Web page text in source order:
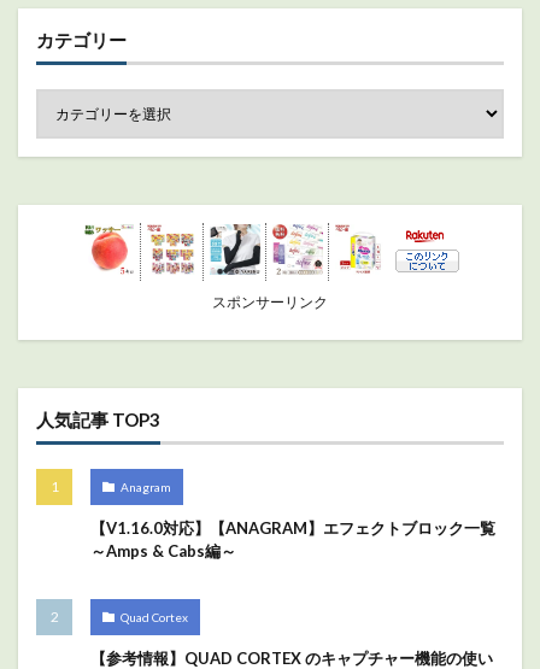
カテゴリー
スポンサーリンク
人気記事 TOP3
Anagram
【V1.16.0対応】【ANAGRAM】エフェクトブロック一覧
～Amps & Cabs編～
Quad Cortex
【参考情報】QUAD CORTEX のキャプチャー機能の使い